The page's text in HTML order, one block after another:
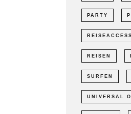
PARTY
REISEN
SURFEN
UNIVERSAL